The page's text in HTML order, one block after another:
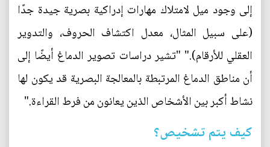
إلى وجود ميل لامتلاك مهارات إدراكية بصرية جيدة جدًا
(على سبيل المثال، معدل اكتشاف الحروف، والتدوير
العقلي للأرقام)." "تشير دراسات تصوير الدماغ أيضًا إلى
أن مناطق الدماغ المرتبطة بالمعالجة البصرية قد يكون لها
نشاط أكبر بين الأشخاص الذين يعانون من فرط القراءة."
كيف يتم تشخيص؟